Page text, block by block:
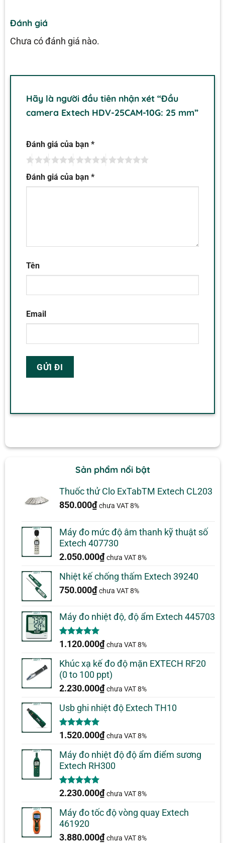
Đánh giá
Chưa có đánh giá nào.
Hãy là người đầu tiên nhận xét “Đầu
camera Extech HDV-25CAM-10G: 25 mm”
Đánh giá của bạn *
Đánh giá của bạn *
Tên
Email
Sản phẩm nổi bật
Thuốc thử Clo ExTabTM Extech CL203
850.000₫ chưa VAT 8%
Máy đo mức độ âm thanh kỹ thuật số
Extech 407730
2.050.000₫ chưa VAT 8%
Nhiệt kế chống thấm Extech 39240
750.000₫ chưa VAT 8%
Máy đo nhiệt độ, độ ẩm Extech 445703
5.00trên 5
1
đánh giá
1.120.000₫ chưa VAT 8%
Khúc xạ kế đo độ mặn EXTECH RF20
(0 to 100 ppt)
2.230.000₫ chưa VAT 8%
Usb ghi nhiệt độ Extech TH10
5.00trên 5
1
đánh giá
1.520.000₫ chưa VAT 8%
Máy đo nhiệt độ độ ẩm điểm sương
Extech RH300
5.00trên 5
1
đánh giá
2.230.000₫ chưa VAT 8%
Máy đo tốc độ vòng quay Extech
461920
3.880.000₫ chưa VAT 8%